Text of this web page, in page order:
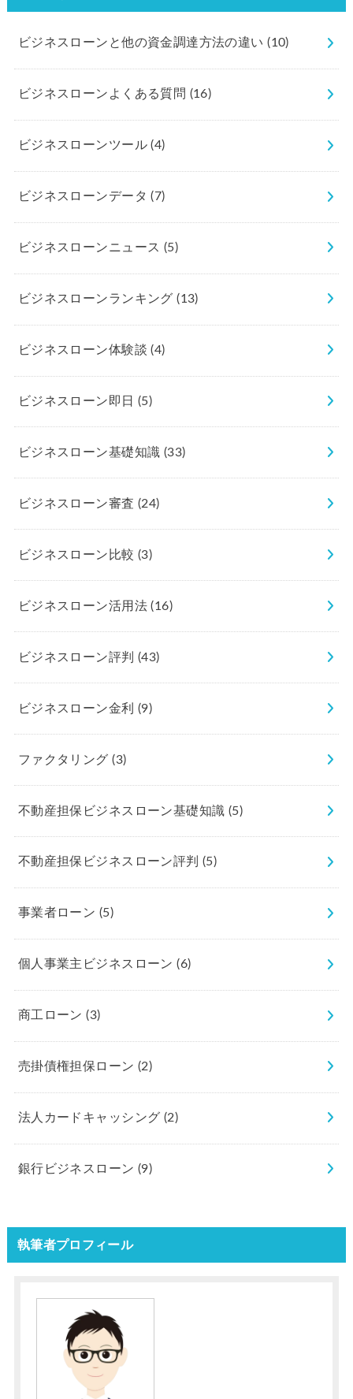
ビジネスローンと他の資金調達方法の違い(10)
ビジネスローンよくある質問 (16)
ビジネスローンツール(4)
ビジネスローンデータ(7)
ビジネスローンニュース (5)
ビジネスローンランキング(13)
ビジネスローン体験談(4)
ビジネスローン即日 (5)
ビジネスローン基礎知識 (33)
ビジネスローン審査 (24)
ビジネスローン比較 (3)
ビジネスローン活用法(16)
ビジネスローン評判 (43)
ビジネスローン金利 (9)
ファクタリング(3)
不動産担保ビジネスローン基礎知識 (5)
不動産担保ビジネスローン評判(5)
事業者ローン (5)
個人事業主ビジネスローン(6)
商工ローン(3)
売掛債権担保ローン (2)
法人カードキャッシング (2)
銀行ビジネスローン (9)
執筆者プロフィール